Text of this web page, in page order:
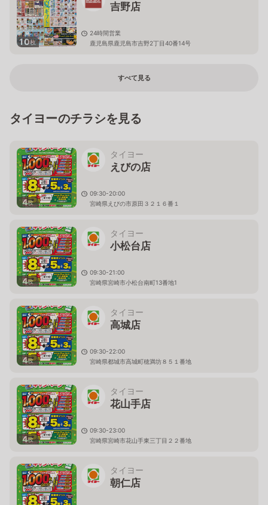
10枚
吉野店
24時間営業
鹿児島県鹿児島市吉野2丁目40番14号
すべて見る
タイヨーのチラシを見る
4枚
タイヨー
えびの店
09:30-20:00
宮崎県えびの市原田３２１６番１
4枚
タイヨー
小松台店
09:30-21:00
宮崎県宮崎市小松台南町13番地1
4枚
タイヨー
高城店
09:30-22:00
宮崎県都城市高城町穂満坊８５１番地
4枚
タイヨー
花山手店
09:30-23:00
宮崎県宮崎市花山手東三丁目２２番地
タイヨー
朝仁店